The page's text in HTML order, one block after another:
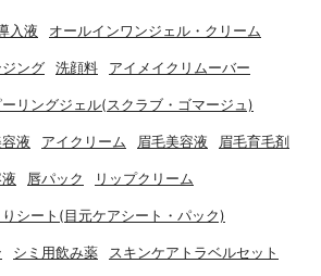
入液 オールインワンジェル・クリーム
ング 洗顔料 アイメイクリムーバー
ーリングジェル(スクラブ・ゴマージュ)
液 アイクリーム 眉毛美容液 眉毛育毛剤
唇パック リップクリーム
りシート(目元ケアシート・パック)
シミ用飲み薬 スキンケアトラベルセット